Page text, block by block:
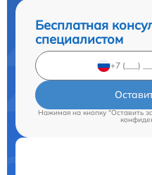
Бесплатная
специалистом
Нажимая на кнопку "Оставить